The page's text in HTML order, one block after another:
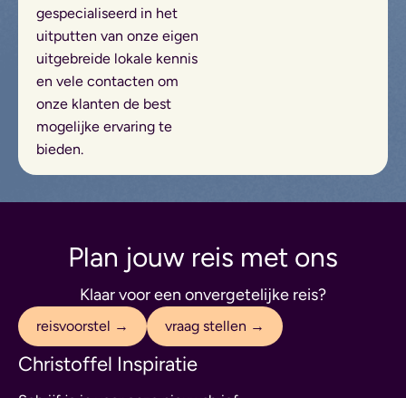
gespecialiseerd in het
uitputten van onze eigen
uitgebreide lokale kennis
en vele contacten om
onze klanten de best
mogelijke ervaring te
bieden.
Plan jouw reis met ons
Klaar voor een onvergetelijke reis?
reisvoorstel → vraag stellen →
Christoffel Inspiratie